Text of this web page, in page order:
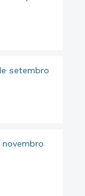
setembro